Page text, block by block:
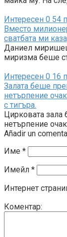
Интересен 0 54
Вместо
сватбата ми
Даниел
миризма беше
Интересен 0 16
Залата беше
нетърпение
с тигъра.
Цирковата зала
нетърпение
Añadir un
Име *
Имейл *
Интернет
Коментар: